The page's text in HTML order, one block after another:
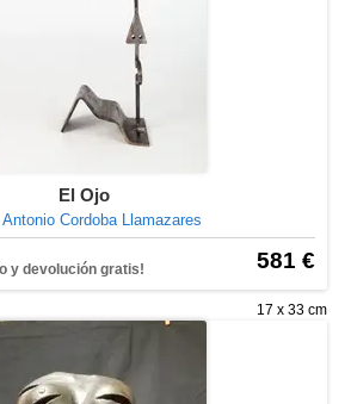
El Ojo
Cordoba Llamazares
581 €
y devolución gratis!
17 x 33 cm